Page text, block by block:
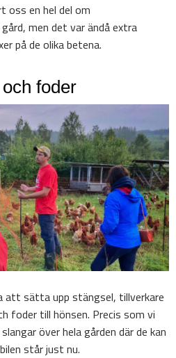
oss en hel del om
men det var ändå extra
på de olika betena.
foder
att sätta upp stängsel, tillverkare
foder till hönsen. Precis som vi
över hela gården där de kan
står just nu.